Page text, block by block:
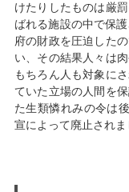
けたりしたものは厳
ばれる施設の中で保
府の財政を圧迫した
い、その結果人々は
もちろん人も対象に
ていた立場の人間を
た生類憐れみの令は
宣によって廃止されま